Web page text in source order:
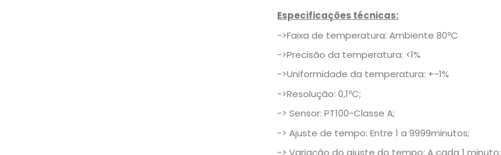
Especificações técnicas:
->Faixa de temperatura: Ambiente 80ºC
->Precisão da temperatura: <1%
->Uniformidade da temperatura: +-1%
->Resolução: 0,1ºC;
-> Sensor: PT100-Classe A;
-> Ajuste de tempo: Entre 1 a 9999minutos;
-> Variação do ajuste do tempo: A cada 1 minuto;